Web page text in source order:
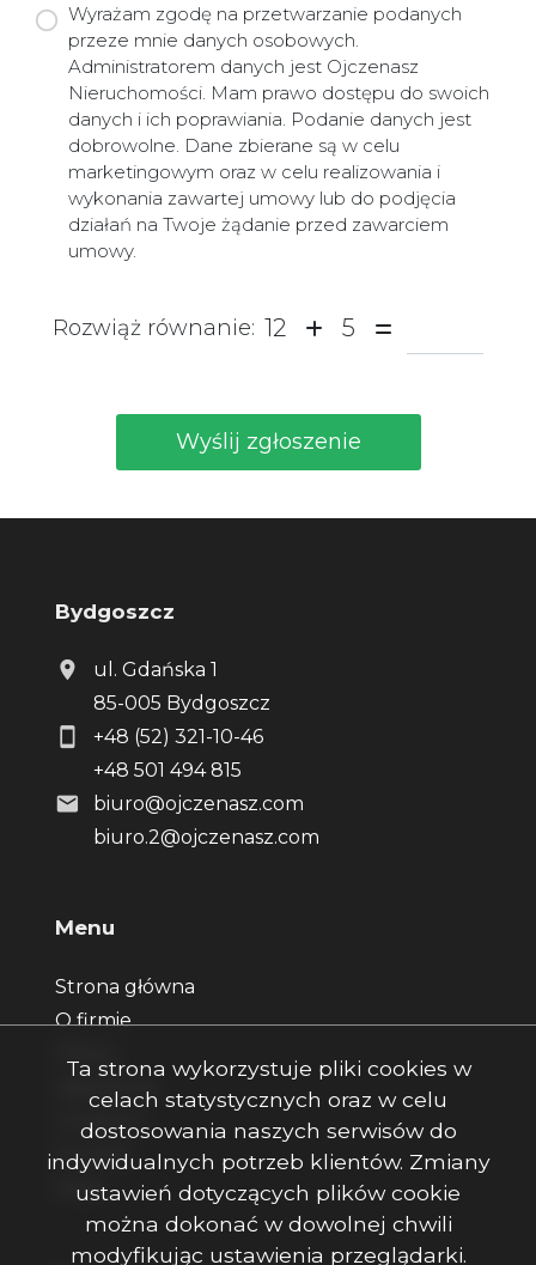
Wyrażam zgodę na przetwarzanie podanych
przeze mnie danych osobowych.
Administratorem danych jest Ojczenasz
Nieruchomości. Mam prawo dostępu do swoich
danych i ich poprawiania. Podanie danych jest
dobrowolne. Dane zbierane są w celu
marketingowym oraz w celu realizowania i
wykonania zawartej umowy lub do podjęcia
działań na Twoje żądanie przed zawarciem
umowy.
Rozwiąż równanie: 12 5
Bydgoszcz
ul. Gdańska 1
85-005 Bydgoszcz
+48 (52) 321-10-46
+48 501 494 815
biuro@ojczenasz.com
biuro.2@ojczenasz.com
Menu
Strona główna
O firmie
Zgłoszenia
Ulubione
Kontakt
Rodo
Ta strona wykorzystuje pliki cookies w
celach statystycznych oraz w celu
dostosowania naszych serwisów do
indywidualnych potrzeb klientów. Zmiany
ustawień dotyczących plików cookie
można dokonać w dowolnej chwili
modyfikując ustawienia przeglądarki.